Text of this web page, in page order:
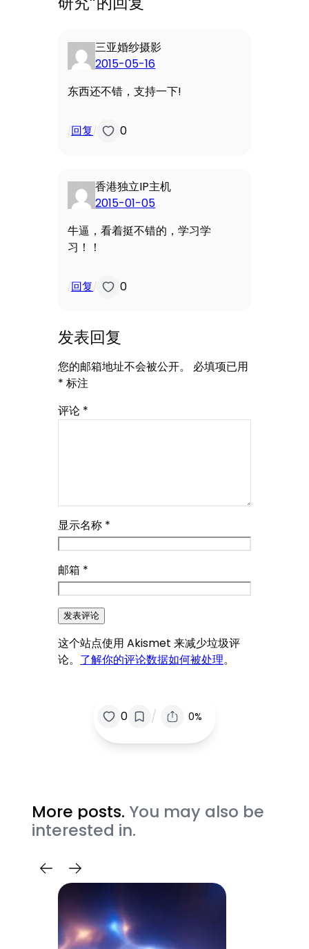
三亚婚纱摄影
2015-05-16
东西还不错，支持一下!
/回复/ 0
香港独立IP主机
2015-01-05
牛逼，看着挺不错的，学习学
习！！
/回复/ 0
发表回复
您的邮箱地址不会被公开。
必填项已用
* 标注
评论 *
显示名称 *
邮箱 *
这个站点使用 Akismet 来减少垃圾评
论。 了解你的评论数据如何被处理。
0 / 0%
More posts. You may also be
interested in.